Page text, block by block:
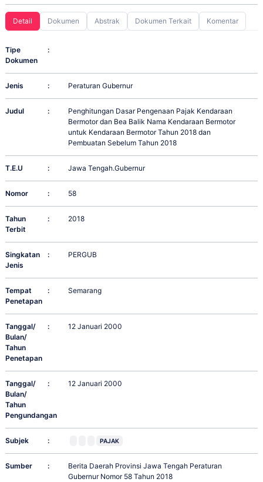
Detail Dokumen Abstrak Dokumen Terkait Komentar
Tipe
Dokumen
:
Jenis : Peraturan Gubernur
Judul :
Penghitungan Dasar Pengenaan Pajak Kendaraan
Bermotor dan Bea Balik Nama Kendaraan Bermotor
untuk Kendaraan Bermotor Tahun 2018 dan
Pembuatan Sebelum Tahun 2018
T.E.U : Jawa Tengah.Gubernur
Nomor : 58
Tahun
Terbit
: 2018
Singkatan
Jenis
: PERGUB
Tempat
Penetapan
: Semarang
Tanggal/
Bulan/
Tahun
Penetapan
: 12 Januari 2000
Tanggal/
Bulan/
Tahun
Pengundangan
: 12 Januari 2000
Subjek : PAJAK
Sumber :
Berita Daerah Provinsi Jawa Tengah Peraturan
Gubernur Nomor 58 Tahun 2018